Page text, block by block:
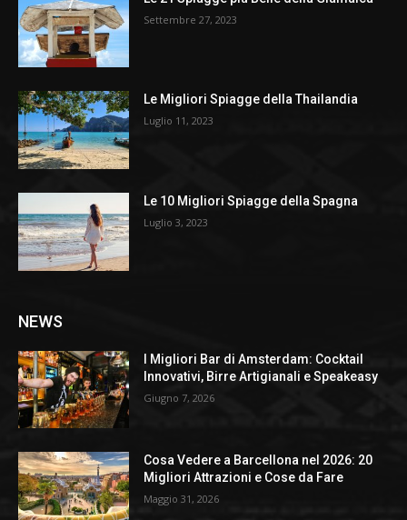
Settembre 27, 2023
Le Migliori Spiagge della Thailandia
Luglio 11, 2023
Le 10 Migliori Spiagge della Spagna
Luglio 3, 2023
NEWS
I Migliori Bar di Amsterdam: Cocktail
Innovativi, Birre Artigianali e Speakeasy
Giugno 7, 2026
Cosa Vedere a Barcellona nel 2026: 20
Migliori Attrazioni e Cose da Fare
Maggio 31, 2026